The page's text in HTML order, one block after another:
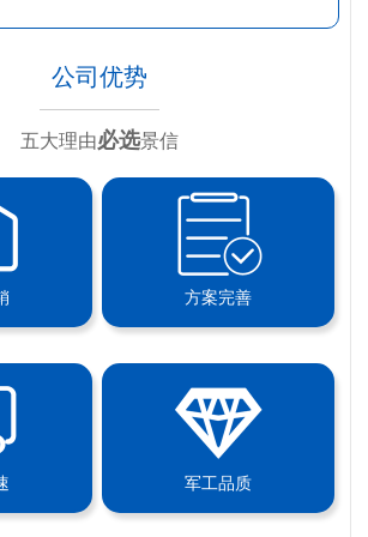
公司优势
五大理由必选景信
方案完善
军工品质